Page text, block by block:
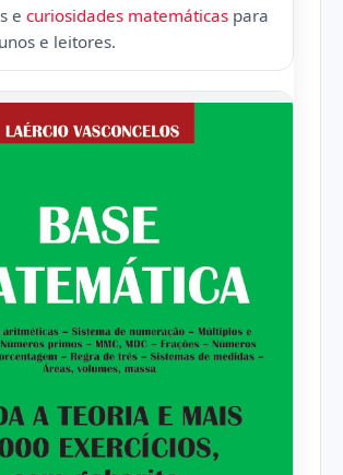
e curiosidades matemáticas para
e leitores.